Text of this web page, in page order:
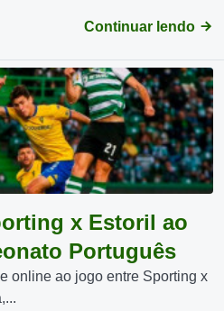
Continuar lendo
x Estoril ao
Português
online ao jogo entre Sporting x